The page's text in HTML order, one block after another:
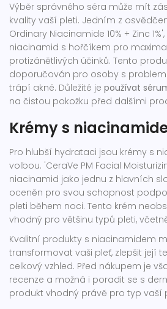
Výběr správného séra může mít
kvality vaší pleti. Jedním z
Ordinary Niacinamide 10% + Zinc
niacinamid s hořčíkem pro
protizánětlivých účinků. Tento
doporučován pro osoby s
trápí akné. Důležité je používat
na čistou pokožku před dalšími
Krémy s
Pro hlubší hydrataci jsou krémy s
volbou. 'CeraVe PM Facial
niacinamid jako jednu z hlavních
oceněn pro svou schopnost
pleti během noci. Tento krém
vhodný pro většinu typů pleti,
Kvalitní produkty s niacinamidem
transformovat vaši pleť, zlepšit její
celkový vzhled. Před nákupem je
recenze a možná i poradit se s
produkt vhodný právě pro typ vaší